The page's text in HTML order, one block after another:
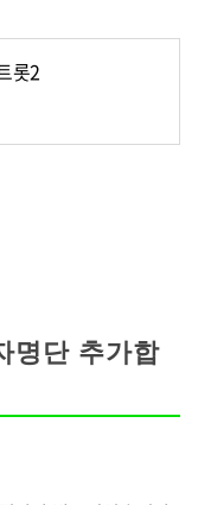
롯2
명단 추가합